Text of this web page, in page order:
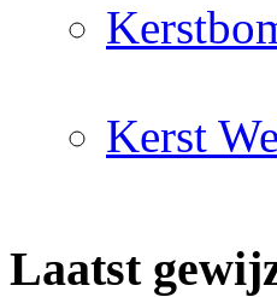
Kerst
Laatst